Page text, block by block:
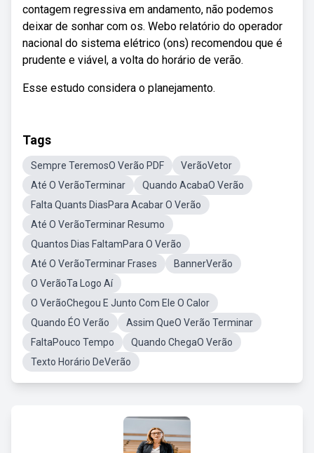
contagem regressiva em andamento, não podemos
deixar de sonhar com os. Webo relatório do operador
nacional do sistema elétrico (ons) recomendou que é
prudente e viável, a volta do horário de verão.
Esse estudo considera o planejamento.
Tags
Sempre TeremosO Verão PDF
VerãoVetor
Até O VerãoTerminar
Quando AcabaO Verão
Falta Quants DiasPara Acabar O Verão
Até O VerãoTerminar Resumo
Quantos Dias FaltamPara O Verão
Até O VerãoTerminar Frases
BannerVerão
O VerãoTa Logo Aí
O VerãoChegou E Junto Com Ele O Calor
Quando ÉO Verão
Assim QueO Verão Terminar
FaltaPouco Tempo
Quando ChegaO Verão
Texto Horário DeVerão